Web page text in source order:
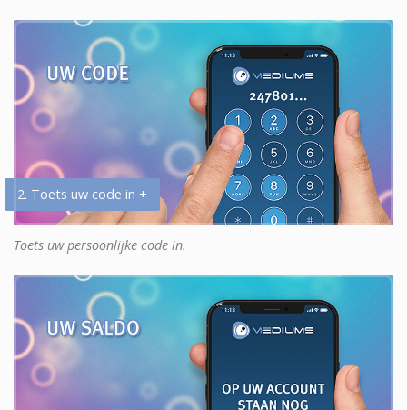
2. Toets uw code in +
Toets uw persoonlijke code in.